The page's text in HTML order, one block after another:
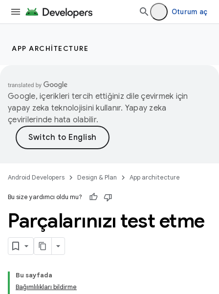
Oturum aç
APP ARCHITECTURE
Google, içerikleri tercih ettiğiniz dile çevirmek için
yapay zeka teknolojisini kullanır. Yapay zeka
çevirilerinde hata olabilir.
Android Developers Design & Plan App architecture
Bu size yardımcı oldu mu?
Parçalarınızı test etme
Bu sayfada
Bağımlılıkları bildirme